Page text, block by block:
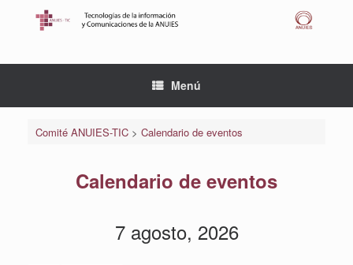
Menú
Comité ANUIES-TIC> Calendario de eventos
Calendario de eventos
7 agosto, 2026